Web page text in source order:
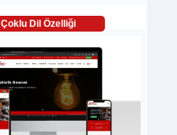
Çoklu Dil Özelliği